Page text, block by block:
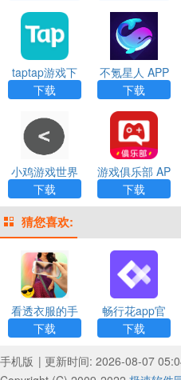
taptap游戏下
载
下载
不氪星人 APP
下载
小鸡游戏世界
（GameSir）
APP
下载
游戏俱乐部 AP
P
下载
猜您喜欢:
看透衣服的手
机相机app下
载
下载
畅行花app官
方最新版
下载
手机版 | 更新时间: 2026-08-07